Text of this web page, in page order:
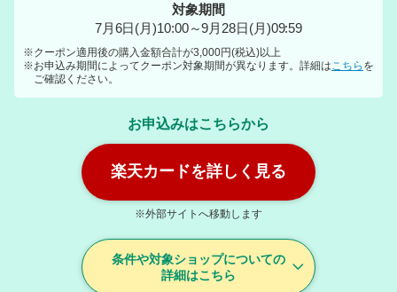
対象期間
7月6日(月)10:00～9月28日(月)09:59
※クーポン適用後の購入金額合計が3,000円(税込)以上
※お申込み期間によってクーポン対象期間が異なります。詳細は こちら を
ご確認ください。
お申込みはこちらから
楽天カードを詳しく見る
※外部サイトへ移動します
条件や対象ショップについての
詳細はこちら